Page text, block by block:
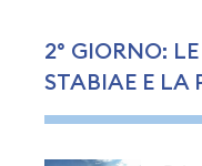
2° GIORNO:
STABIAE E LA